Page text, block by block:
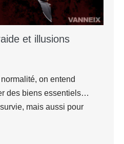
et illusions
on entend
des biens essentiels…
mais aussi pour